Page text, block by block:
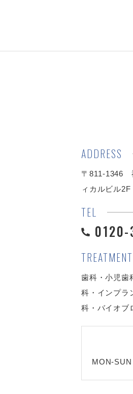
ADDRESS
〒811-1346
ィカルビル2F
TEL
TREATMENT
歯科・小児歯
科・インプラ
科・バイオブ
MON-